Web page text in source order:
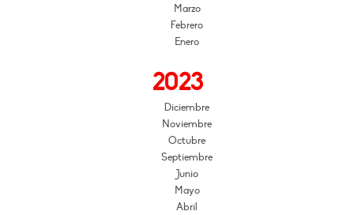
Marzo
Febrero
Enero
2023
Diciembre
Noviembre
Octubre
Septiembre
Junio
Mayo
Abril